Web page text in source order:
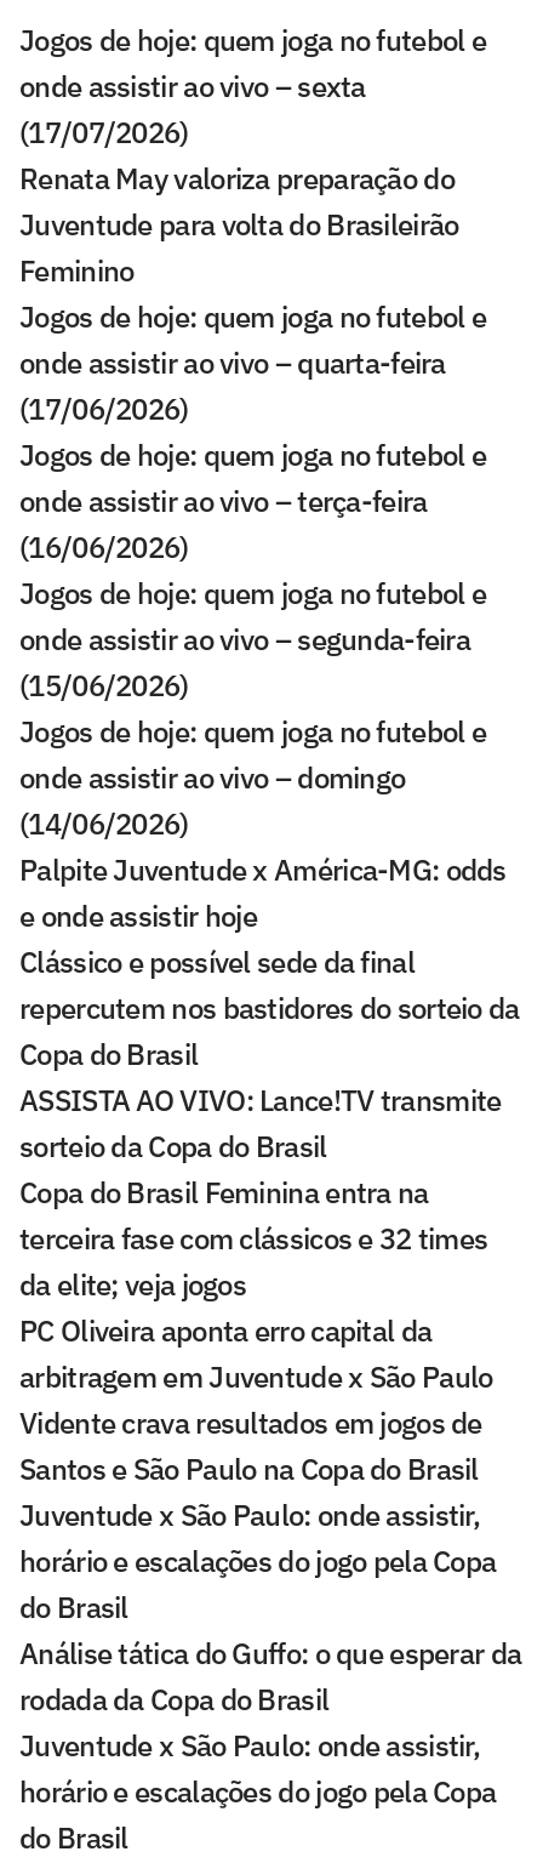
Jogos de hoje: quem joga no futebol e
onde assistir ao vivo – sexta
(17/07/2026)
Renata May valoriza preparação do
Juventude para volta do Brasileirão
Feminino
Jogos de hoje: quem joga no futebol e
onde assistir ao vivo – quarta-feira
(17/06/2026)
Jogos de hoje: quem joga no futebol e
onde assistir ao vivo – terça-feira
(16/06/2026)
Jogos de hoje: quem joga no futebol e
onde assistir ao vivo – segunda-feira
(15/06/2026)
Jogos de hoje: quem joga no futebol e
onde assistir ao vivo – domingo
(14/06/2026)
Palpite Juventude x América-MG: odds
e onde assistir hoje
Clássico e possível sede da final
repercutem nos bastidores do sorteio da
Copa do Brasil
ASSISTA AO VIVO: Lance!TV transmite
sorteio da Copa do Brasil
Copa do Brasil Feminina entra na
terceira fase com clássicos e 32 times
da elite; veja jogos
PC Oliveira aponta erro capital da
arbitragem em Juventude x São Paulo
Vidente crava resultados em jogos de
Santos e São Paulo na Copa do Brasil
Juventude x São Paulo: onde assistir,
horário e escalações do jogo pela Copa
do Brasil
Análise tática do Guffo: o que esperar da
rodada da Copa do Brasil
Juventude x São Paulo: onde assistir,
horário e escalações do jogo pela Copa
do Brasil